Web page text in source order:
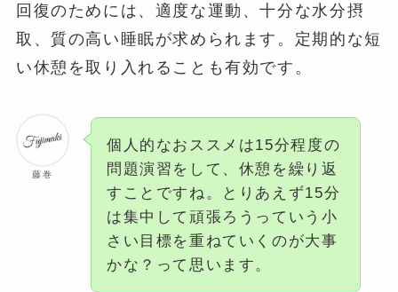
回復のためには、適度な運動、十分な水分摂
取、質の高い睡眠が求められます。定期的な短
い休憩を取り入れることも有効です。
藤巻
個人的なおススメは15分程度の
問題演習をして、休憩を繰り返
すことですね。とりあえず15分
は集中して頑張ろうっていう小
さい目標を重ねていくのが大事
かな？って思います。